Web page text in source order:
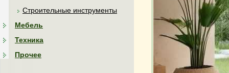
Строительные инструменты
Мебель
Техника
Прочее